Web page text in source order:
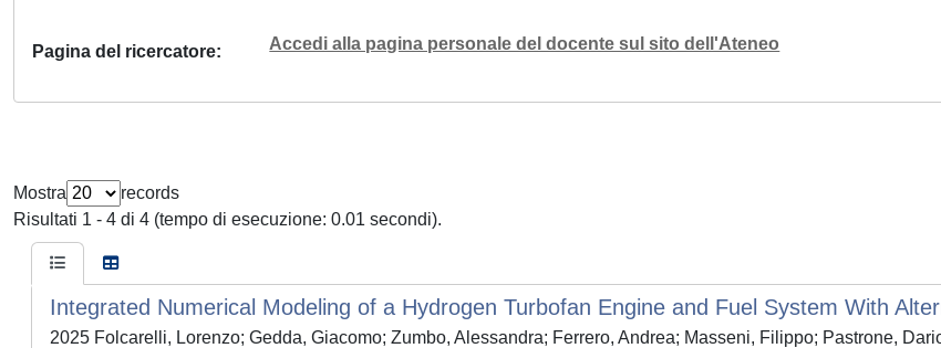
Pagina del ricercatore Accedi alla pagina personale del docente sul sito dell'Ateneo
Mostra
records
Risultati 1 - 4 di 4 (tempo di esecuzione: 0.01 secondi).
Integrated Numerical Modeling of a Hydrogen Turbofan Engine and Fuel System With
2025 Folcarelli, Lorenzo; Gedda, Giacomo; Zumbo, Alessandra; Ferrero, Andrea; Masseni, Filippo; Pastrone,